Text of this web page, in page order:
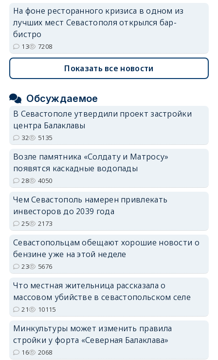
На фоне ресторанного кризиса в одном из
лучших мест Севастополя открылся бар-
бистро
13 7208
Показать все новости
Обсуждаемое
В Севастополе утвердили проект застройки
центра Балаклавы
32 5135
Возле памятника «Солдату и Матросу»
появятся каскадные водопады
28 4050
Чем Севастополь намерен привлекать
инвесторов до 2039 года
25 2173
Севастопольцам обещают хорошие новости о
бензине уже на этой неделе
23 5676
Что местная жительница рассказала о
массовом убийстве в севастопольском селе
21 10115
Минкультуры может изменить правила
стройки у форта «Северная Балаклава»
16 2068